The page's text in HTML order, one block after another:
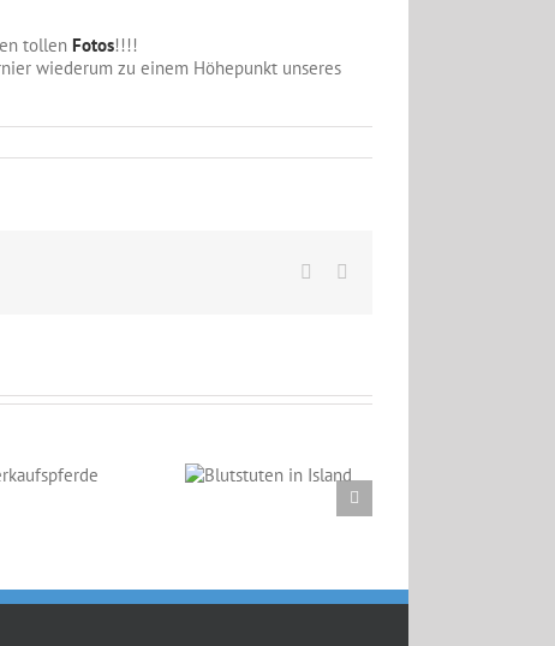
tollen Fotos!!!!
wiederum zu einem Höhepunkt unseres
Facebook
Blutstuten in